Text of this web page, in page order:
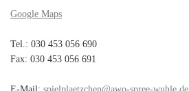
Google Maps
Tel.: 030 453 056 690
Fax: 030 453 056 691